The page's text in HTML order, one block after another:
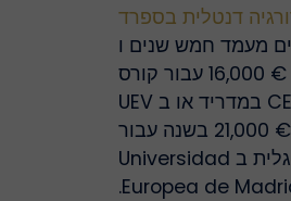
דנטלית בספרד
מעמד חמש שנים ו
עלות מינימום של € 16,000 עבור קורס
ספרדית ב CEU במדריד או ב UEV
בוולנסיה, ועד € 21,000 בשנה עבור
קורס באנגלית ב Universidad
Europea de